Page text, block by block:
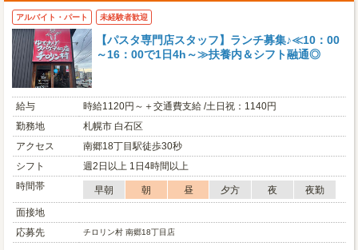
アルバイト・パート 未経験者歓迎
【パスタ専門店スタッフ】ランチ募集♪≪10：00
～16：00で1日4h～≫扶養内＆シフト融通◎
給与
時給1120円～＋交通費支給 /土日祝：1140円
勤務地
札幌市 白石区
アクセス
南郷18丁目駅徒歩30秒
シフト
週2日以上 1日4時間以上
時間帯
早朝 朝 昼 夕方 夜
夜勤
面接地
応募先
チロリン村 南郷18丁目店